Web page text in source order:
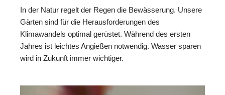
In der Natur regelt der Regen die Bewässerung. Unsere
Gärten sind für die Herausforderungen des
Klimawandels optimal gerüstet. Während des ersten
Jahres ist leichtes Angießen notwendig. Wasser sparen
wird in Zukunft immer wichtiger.